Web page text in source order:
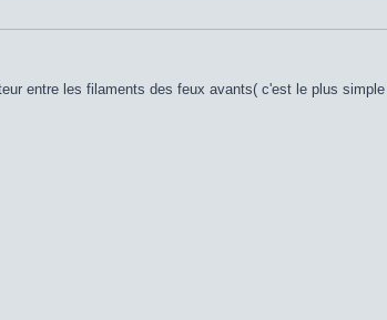
entre les filaments des feux avants( c'est le plus